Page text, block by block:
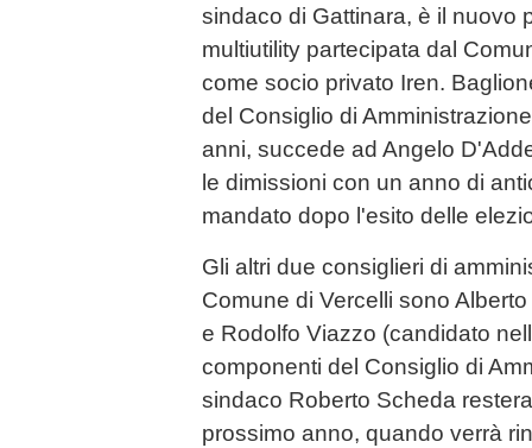
sindaco di Gattinara, è il nuovo
multiutility partecipata dal
come socio privato Iren.
del Consiglio di
anni, succede ad Angelo
le dimissioni con un anno di
mandato dopo l'esito delle
Gli altri due consiglieri di
Comune di Vercelli sono
e Rodolfo Viazzo (candidato
componenti del Consiglio di
sindaco Roberto Scheda
prossimo anno, quando verrà